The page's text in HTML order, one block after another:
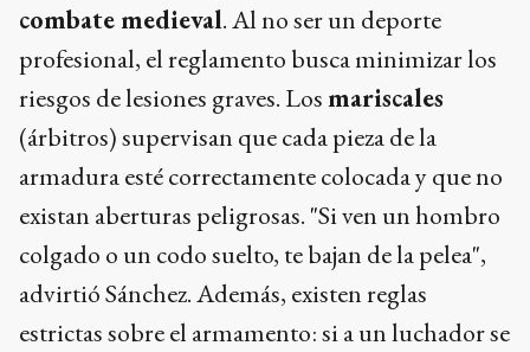
combate medieval. Al no ser un deporte
profesional, el reglamento busca minimizar los
riesgos de lesiones graves. Losmariscales
(árbitros) supervisan que cada pieza de la
armadura esté correctamente colocada y que no
existan aberturas peligrosas. "Si ven un hombro
colgado o un codo suelto, te bajan de la pelea",
advirtió Sánchez. Además, existen reglas
estrictas sobre el armamento: si a un luchador se